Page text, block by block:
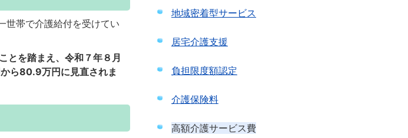
世帯で介護給付を受けてい
とを踏まえ、令和７年８月
ら80.9万円に見直されま
地域密着型サービス
居宅介護支援
負担限度額認定
介護保険料
高額介護サービス費